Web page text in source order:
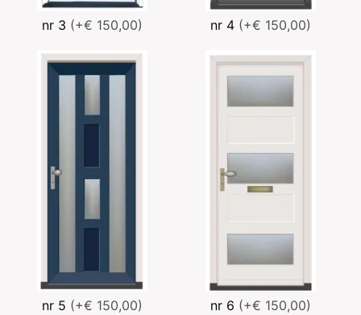
nr 3 (+€ 150,00) nr 4 (+€ 150,00)
nr 5 (+€ 150,00) nr 6 (+€ 150,00)